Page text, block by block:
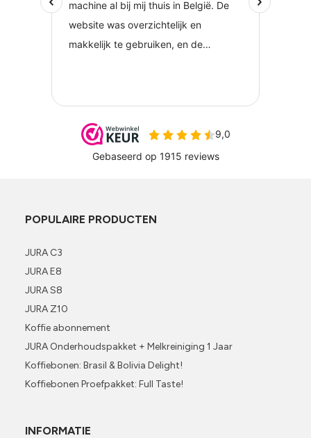
POPULAIRE PRODUCTEN
JURA C3
JURA E8
JURA S8
JURA Z10
Koffie abonnement
JURA Onderhoudspakket + Melkreiniging 1 Jaar
Koffiebonen: Brasil & Bolivia Delight!
Koffiebonen Proefpakket: Full Taste!
INFORMATIE